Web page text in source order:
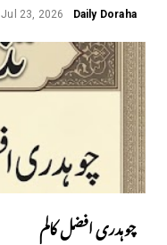
Daily Doraha
Jul 23, 2026
چوہدری افضل کالم